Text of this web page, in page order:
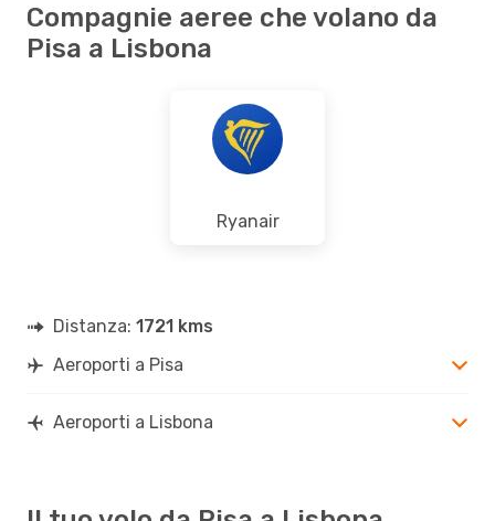
Compagnie aeree che volano da
Pisa a Lisbona
Ryanair
Distanza: 1721 kms
Aeroporti a Pisa
Aeroporti a Lisbona